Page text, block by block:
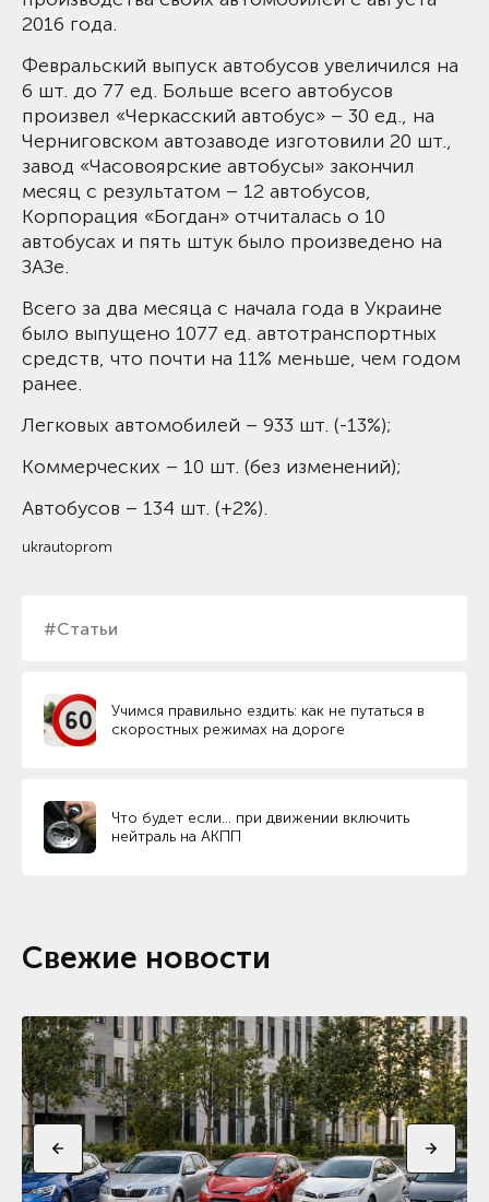
#Статьи
Учимся правильно ездить: как не путаться в
скоростных режимах на дороге
Что будет если… при движении включить
нейтраль на АКПП
2016 года.
Февральский выпуск автобусов увеличился на
6 шт. до 77 ед. Больше всего автобусов
произвел «Черкасский автобус» – 30 ед., на
Черниговском автозаводе изготовили 20 шт.,
завод «Часовоярские автобусы» закончил
месяц с результатом – 12 автобусов,
Корпорация «Богдан» отчиталась о 10
автобусах и пять штук было произведено на
ЗАЗе.
Всего за два месяца с начала года в Украине
было выпущено 1077 ед. автотранспортных
средств, что почти на 11% меньше, чем годом
ранее.
Легковых автомобилей – 933 шт. (-13%);
Коммерческих – 10 шт. (без изменений);
Автобусов – 134 шт. (+2%).
ukrautoprom
Свежие новости